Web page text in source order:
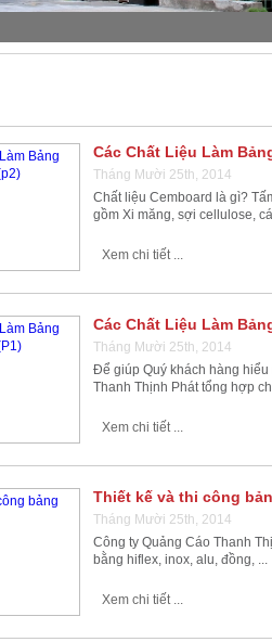
Các Chất Liệu Làm
Tháng Mười 25th, 2014
Chất liệu Cemboard là gì?
gồm Xi măng, sợi cellulose,
Xem chi tiết ...
Các Chất Liệu Làm
Tháng Mười 25th, 2014
Để giúp Quý khách hàng
Thanh Thịnh Phát tổng hợp
Xem chi tiết ...
Thiết kế và thi công
Tháng Mười 25th, 2014
Công ty Quảng Cáo Thanh
bằng hiflex, inox, alu, đồng, ...
Xem chi tiết ...